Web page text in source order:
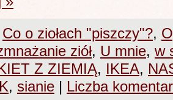
Co o ziołach "piszczy"?,
ziół, U mnie, w
Z ZIEMIĄ, IKEA,
, sianie | Liczba